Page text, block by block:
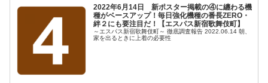
2022年6月14日 新ポスター掲載の④に纏わる機
種がベースアップ！毎日強化機種の番長ZERO・
絆２にも要注目だ！【エスパス新宿歌舞伎町】
～エスパス新宿歌舞伎町～ 徹底調査報告 2022.06.14 朝、
家を出るときに上着の必要性